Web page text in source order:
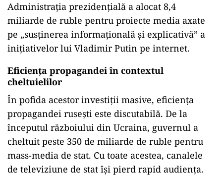
Administrația prezidențială a alocat 8,4
miliarde de ruble pentru proiecte media axate
pe „susținerea informațională și explicativă” a
inițiativelor lui Vladimir Putin pe internet.
Eficiența propagandei în contextul
cheltuielilor
În pofida acestor investiții masive, eficiența
propagandei rusești este discutabilă. De la
începutul războiului din Ucraina, guvernul a
cheltuit peste 350 de miliarde de ruble pentru
mass-media de stat. Cu toate acestea, canalele
de televiziune de stat își pierd rapid audiența.